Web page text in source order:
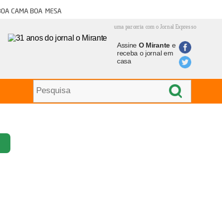
cama boa mesa
uma parceria com o Jornal Expresso
Assine O Mirantee
receba o jornal em
casa